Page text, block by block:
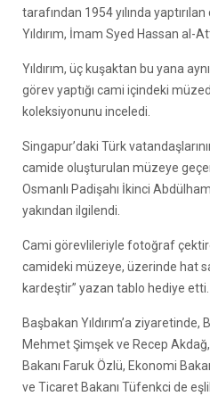
tarafından 1954 yılında
Yıldırım, İmam Syed Hassan al-
Yıldırım, üç kuşaktan bu yana
görev yaptığı cami içindeki
koleksiyonunu inceledi.
Singapur’daki Türk
camide oluşturulan müzeye
Osmanlı Padişahı İkinci
yakından ilgilendi.
Cami görevlileriyle fotoğraf
camideki müzeye, üzerinde hat
kardeştir” yazan tablo hediye etti.
Başbakan Yıldırım’a ziyaretinde,
Mehmet Şimşek ve Recep
Bakanı Faruk Özlü, Ekonomi
ve Ticaret Bakanı Tüfenkci de